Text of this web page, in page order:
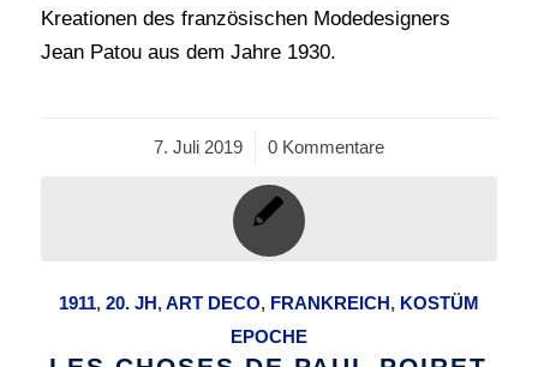
Kreationen des französischen Modedesigners
Jean Patou aus dem Jahre 1930.
7. Juli 2019
/ 0 Kommentare
1911, 20. JH,ART DECO, FRANKREICH, KOSTÜM
EPOCHE